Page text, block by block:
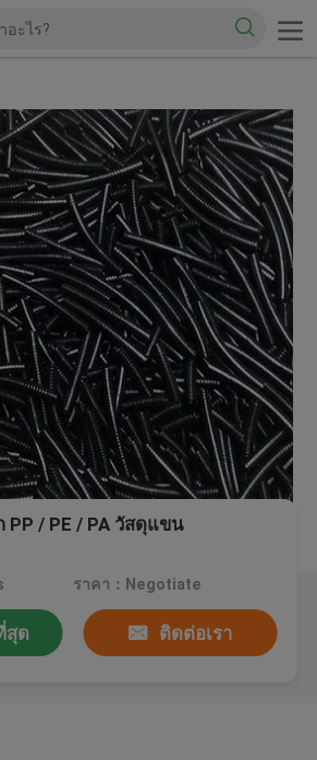
/ PE / PA วัสดุแขน
ราคา：Negotiate
สุด ติดต่อเรา